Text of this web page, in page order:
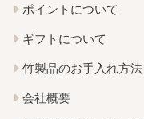
ポイントについて
ギフトについて
竹製品のお手入れ方法
会社概要